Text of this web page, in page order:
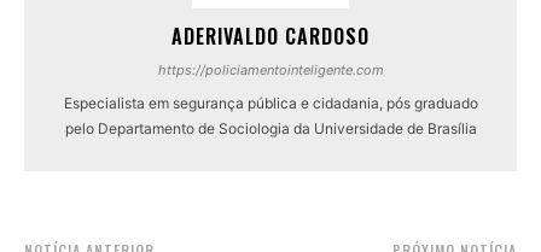
ADERIVALDO CARDOSO
https://policiamentointeligente.com
Especialista em segurança pública e cidadania, pós graduado
pelo Departamento de Sociologia da Universidade de Brasília